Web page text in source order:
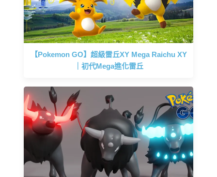
【Pokemon GO】超級雷丘XY Mega Raichu XY
｜初代Mega進化雷丘